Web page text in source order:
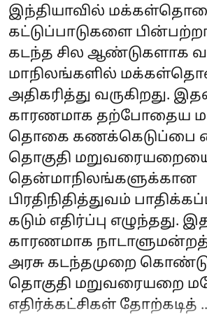
இந்தியாவில்
கட்டுப்பாடுகளை
கடந்த சில ஆண்டுகளாக
மாநிலங்களில்
அதிகரித்து வருகிறது.
காரணமாக தற்போதைய
தொகை கணக்கெடுப்பை
தொகுதி
தென்மாநிலங்களுக்கான
பிரதிநிதித்துவம்
கடும் எதிர்ப்பு எழுந்தது.
காரணமாக
அரசு கடந்தமுறை
தொகுதி மறுவரையறை
எதிர்க்கட்சிகள் தோற்கடித்